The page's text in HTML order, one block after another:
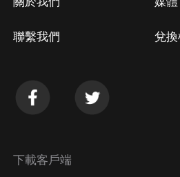
聯繫我們 兌
下載客戶端